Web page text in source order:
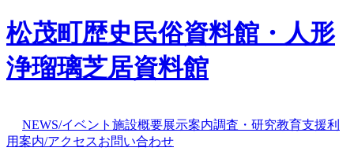
松茂町歴史民俗資料館・人形
浄瑠璃芝居資料館
NEWS/イベント 施設概要展示案内調査・研究教育支援利
用案内/アクセスお問い合わせ